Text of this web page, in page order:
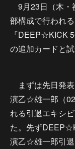
9月23日（木・
部構成で行われ
『DEEP☆KICK
の追加カードと
まずは先日発
演乙☆雄一郎（
れる引退エキシ
た。先ず
演乙☆雄一郎引